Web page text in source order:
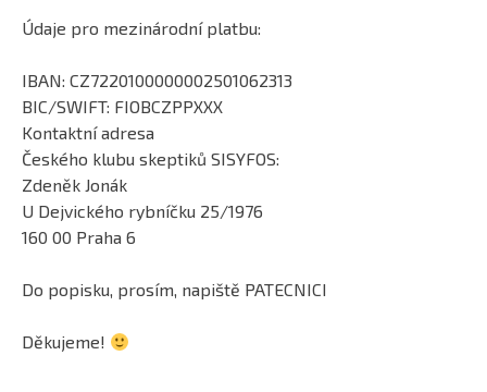
Údaje pro mezinárodní platbu:
IBAN: CZ7220100000002501062313
BIC/SWIFT: FIOBCZPPXXX
Kontaktní adresa
Českého klubu skeptiků SISYFOS:
Zdeněk Jonák
U Dejvického rybníčku 25/1976
160 00 Praha 6
Do popisku, prosím, napiště PATECNICI
Děkujeme!